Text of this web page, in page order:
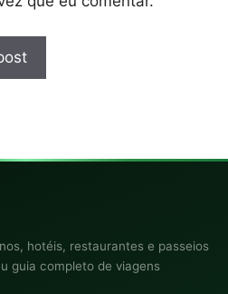
hotéis, restaurantes e passeios
guia completo de viagens